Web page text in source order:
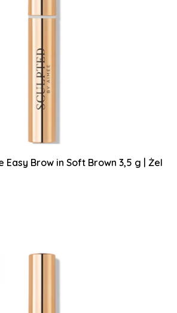
Easy Brow in Soft Brown 3,5 g | Żel